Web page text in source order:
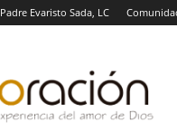
Padre Evaristo Sada, LC
Oración